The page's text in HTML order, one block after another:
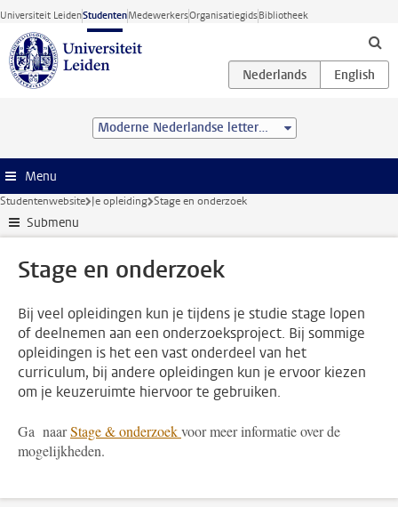
Ga direct naar de inhoud
Universiteit LeidenStudentenMedewerkersOrganisatiegidsBibliotheek
Moderne Nederlandse letterkunde (MA)
Menu
Studentenwebsite Je opleiding Stage en onderzoek
Submenu
Stage en onderzoek
Bij veel opleidingen kun je tijdens je studie stage lopen
of deelnemen aan een onderzoeksproject. Bij sommige
opleidingen is het een vast onderdeel van het
curriculum, bij andere opleidingen kun je ervoor kiezen
om je keuzeruimte hiervoor te gebruiken.
Ga naarStage & onderzoekvoor meer informatie over de
mogelijkheden.